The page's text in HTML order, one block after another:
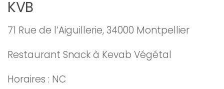
KVB
71 Rue de l’Aiguillerie, 34000 Montpellier
Restaurant Snack à Kevab Végétal
Horaires : NC